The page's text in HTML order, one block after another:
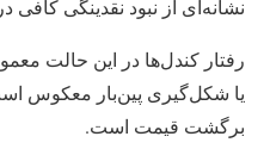
نشانه‌ای از نبود نقدینگی
رفتار کندل‌ها در این حالت
یا شکل‌گیری پین‌بار معکوس
برگشت قیمت است.